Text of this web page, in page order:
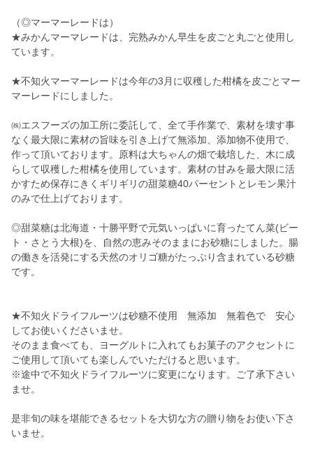
（◎マーマーレードは）
★みかんマーマレードは、完熟みかん早生を皮ごと丸ごと使用し
ています。
★不知火マーマーレードは今年の3月に収穫した柑橘を皮ごとマー
マーレードにしました。
㈱エスフーズの加工所に委託して、全て手作業で、素材を壊す事
なく最大限に素材の旨味を引き上げて無添加、添加物不使用で、
作って頂いております。原料は大ちゃんの畑で栽培した、木に成
らして収穫した柑橘を使用しています。素材の甘みを最大限に活
かすため保存にきくギリギリの甜菜糖40パーセントとレモン果汁
のみで仕上げております。
◎甜菜糖は北海道・十勝平野で元気いっぱいに育ったてん菜(ビー
ト・さとう大根)を、自然の恵みそのままにお砂糖にしました。腸
の働きを活発にする天然のオリゴ糖がたっぷり含まれている砂糖
です。
★不知火ドライフルーツは砂糖不使用 無添加 無着色で 安心
してお使いくださいませ。
そのまま食べても、ヨーグルトに入れてもお菓子のアクセントに
ご使用して頂いても楽しんでいただけると思います。
※途中で不知火ドライフルーツに変更になります。ご了承下さい
ませ。
是非旬の味を堪能できるセットを大切な方の贈り物をお使い下さ
いませ。